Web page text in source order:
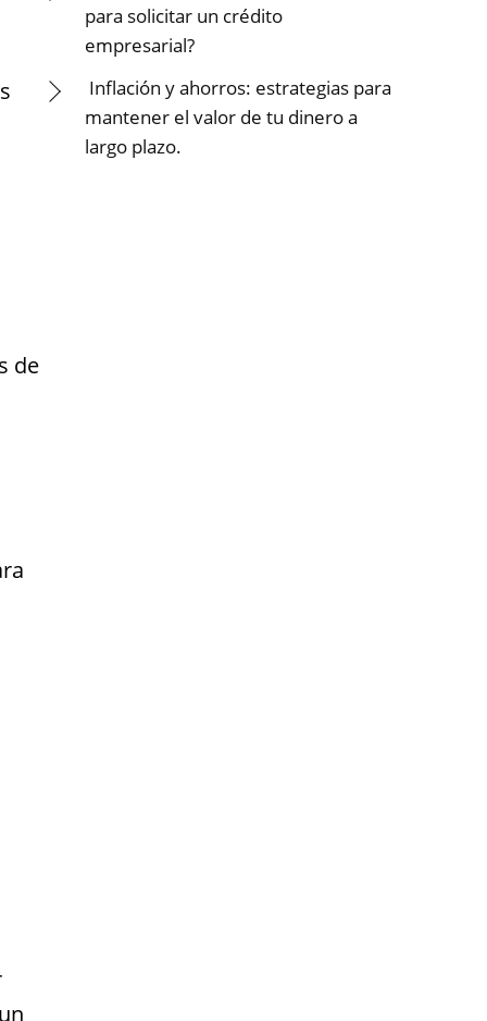
de
para solicitar un crédito
empresarial?
Inflación y ahorros: estrategias para
mantener el valor de tu dinero a
largo plazo.